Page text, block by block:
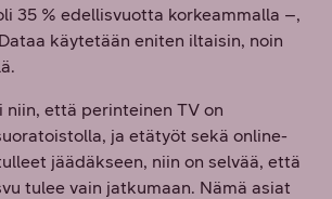
35 % edellisvuotta korkeammalla –,
käytetään eniten iltaisin, noin
niin, että perinteinen TV on
ja etätyöt sekä online-
jäädäkseen, niin on selvää, että
tulee vain jatkumaan. Nämä asiat